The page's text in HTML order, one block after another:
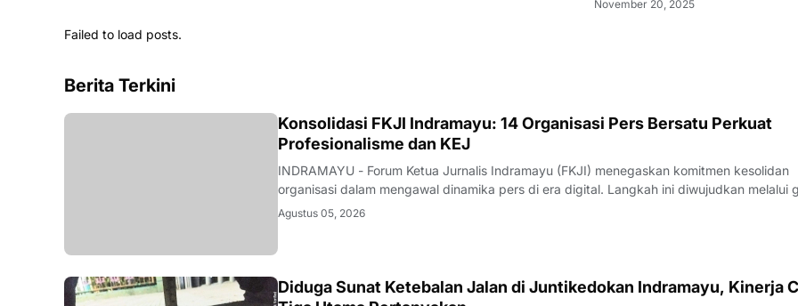
November 20, 2025
Failed to load posts.
Berita Terkini
Konsolidasi FKJI Indramayu: 14 Organisasi Pers Bersatu Perkuat
Profesionalisme dan KEJ
INDRAMAYU - Forum Ketua Jurnalis Indramayu (FKJI) menegaskan komitmen kesolidan
organisasi dalam mengawal dinamika pers di era digital. Langkah ini diwujudkan melalui
rapat konsolidasi internal bertempat di Rumah Makan Payoe, Jalan Olahraga, Indramayu,
Agustus 05, 2026
Diduga Sunat Ketebalan Jalan di Juntikedokan Indramayu, Kinerja